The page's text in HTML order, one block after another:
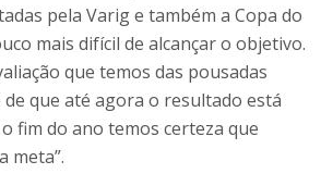
pela Varig e também a Copa do
mais difícil de alcançar o objetivo.
que temos das pousadas
que até agora o resultado está
fim do ano temos certeza que
meta”.